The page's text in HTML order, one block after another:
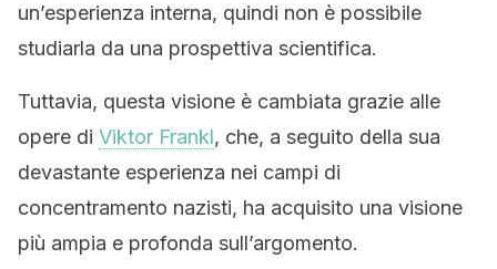
un’esperienza interna, quindi non è possibile
studiarla da una prospettiva scientifica.
Tuttavia, questa visione è cambiata grazie alle
opere di Viktor Frankl, che, a seguito della sua
devastante esperienza nei campi di
concentramento nazisti, ha acquisito una visione
più ampia e profonda sull’argomento.